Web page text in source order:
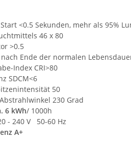
<0.5 Sekunden, mehr als 95%
46 x 80
>0.5
Ende der normalen
Index CRI>80
SDCM<6
50
230 Grad
6 kWh/ 1000h
- 240 V 50-60 Hz
A+